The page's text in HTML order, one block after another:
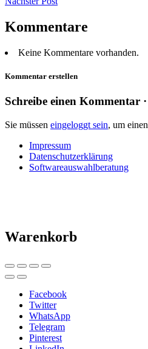
Kommentare
Keine Kommentare vorhanden.
Kommentar erstellen
Schreibe einen Kommentar ·
Sie müssen eingeloggt sein, um
Impressum
Datenschutzerklärung
Softwareauswahlberatung
Warenkorb
Facebook
Twitter
WhatsApp
Telegram
Pinterest